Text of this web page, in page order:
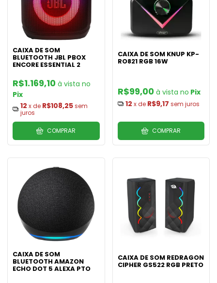
CAIXA DE SOM
BLUETOOTH JBL PBOX
ENCORE ESSENTIAL 2
R$1.169,10
Pix
12 x de R$108,25sem
juros
COMPRAR
CAIXA DE SOM KNUP KP-
RO821 RGB 16W
R$99,00
Pix
12 x de R$9,17 sem juros
COMPRAR
CAIXA DE SOM
BLUETOOTH AMAZON
ECHO DOT 5 ALEXA PTO
CAIXA DE SOM REDRAGON
CIPHER GS522 RGB PRETO